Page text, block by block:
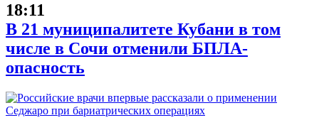
18:11
В 21 муниципалитете Кубани в том
числе в Сочи отменили БПЛА-
опасность